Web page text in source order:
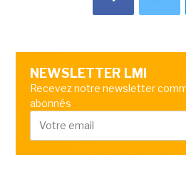
NEWSLETTER LMI
Recevez notre newsletter
abonnés